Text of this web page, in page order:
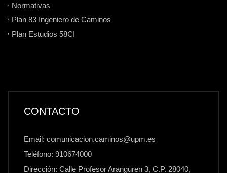
Normativas
Plan 83 Ingeniero de Caminos
Plan Estudios 58CI
CONTACTO
Email: comunicacion.caminos@upm.es
Teléfono: 910674000
Dirección: Calle Profesor Aranguren 3, C.P. 28040,